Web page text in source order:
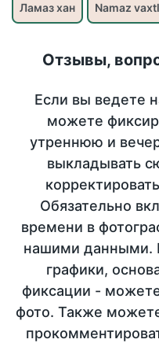
Ламаз хан Namaz
Отзывы,
Если вы ведете
можете
утреннюю и
выкладывать
Обязательно
времени в
нашими данными.
графики,
фиксации -
фото. Также